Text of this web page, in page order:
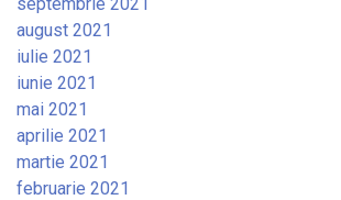
august 2021
iulie 2021
iunie 2021
mai 2021
aprilie 2021
martie 2021
februarie 2021